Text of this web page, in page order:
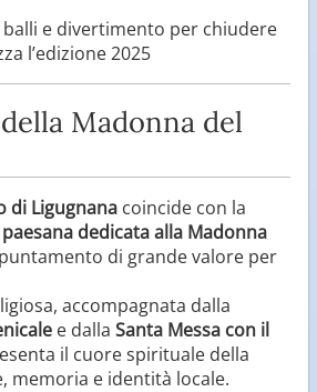
balli e divertimento per chiudere
l’edizione 2025
Madonna del
di Ligugnana coincide con la
dedicata alla Madonna
di grande valore per
accompagnata dalla
e dalla Santa Messa con il
il cuore spirituale della
memoria e identità locale.